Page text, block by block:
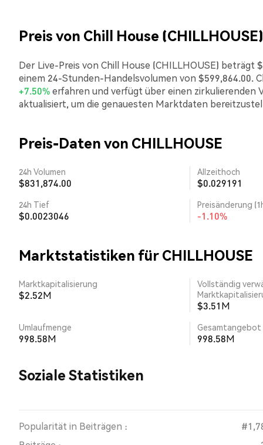
Preis von Chill House
Der Live-Preis von Chill House (CHILLHOUSE)
einem 24-Stunden-Handelsvolumen von $599,864.00.
+7.50%erfahren und verfügt über einen zirkulierenden
aktualisiert, um die genauesten Marktdaten
Preis-Daten von CHILLHOUSE
24h Volumen
$831,874.00
Allzeithoch
$0.029191
24h Tief
$0.0023046
Preisänderung
-1.10%
Marktstatistiken für CHILLHOUSE
Marktkapitalisierung
$2.52M
Vollständig
$3.51M
Umlaufmenge
998.58M
Gesamtangebot
998.58M
Soziale Statistiken
Popularität in Beiträgen :